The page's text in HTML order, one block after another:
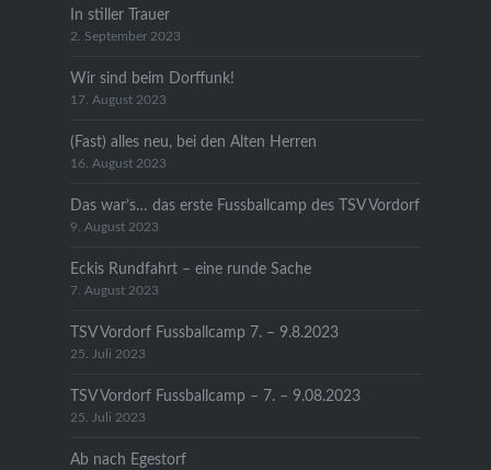
In stiller Trauer
2. September 2023
Wir sind beim Dorffunk!
17. August 2023
(Fast) alles neu, bei den Alten Herren
16. August 2023
Das war’s… das erste Fussballcamp des TSV Vordorf
9. August 2023
Eckis Rundfahrt – eine runde Sache
7. August 2023
TSV Vordorf Fussballcamp 7. – 9.8.2023
25. Juli 2023
TSV Vordorf Fussballcamp – 7. – 9.08.2023
25. Juli 2023
Ab nach Egestorf